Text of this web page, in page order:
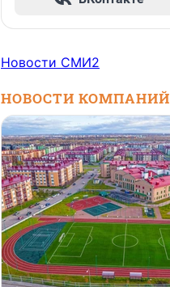
Новости СМИ2
НОВОСТИ КОМПАНИЙ